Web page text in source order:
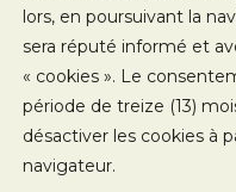
lors, en poursuivant la
sera réputé informé et
« cookies ». Le
période de treize (13)
désactiver les cookies à
navigateur.